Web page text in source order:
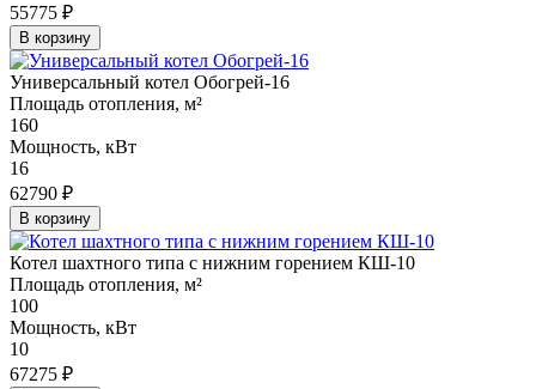
55775 ₽
В корзину
Универсальный котел Обогрей-16
Площадь отопления, м²
160
Мощность, кВт
16
62790 ₽
В корзину
Котел шахтного типа с нижним горением КШ-10
Площадь отопления, м²
100
Мощность, кВт
10
67275 ₽